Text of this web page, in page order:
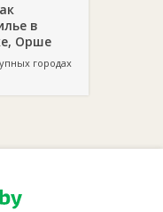
в
Орше
городах